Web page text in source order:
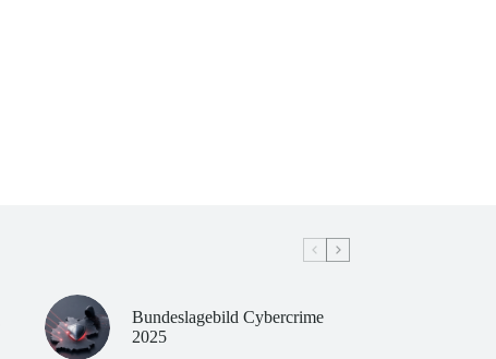
Bundeslagebild Cybercrime
2025